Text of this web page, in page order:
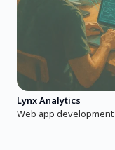
Lynx Analytics
Web app